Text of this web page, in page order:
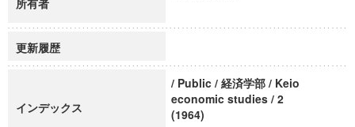
所有者
更新履歴
インデックス
/ Public / 経済学部 / Keio
economic studies / 2
(1964)